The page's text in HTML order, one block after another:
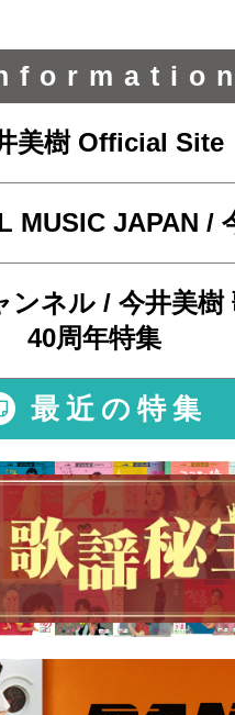
美樹 Official Site
MUSIC JAPAN /
ンネル / 今井美樹
40周年特集
最近の特集